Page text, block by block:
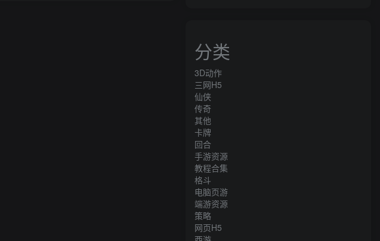
分类
3D动作
三网H5
仙侠
传奇
其他
卡牌
回合
手游资源
教程合集
格斗
电脑页游
端游资源
策略
网页H5